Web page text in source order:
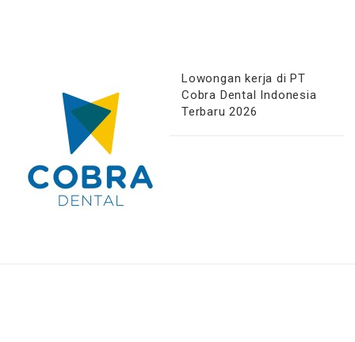
Lowongan kerja di PT
Cobra Dental Indonesia
Terbaru 2026